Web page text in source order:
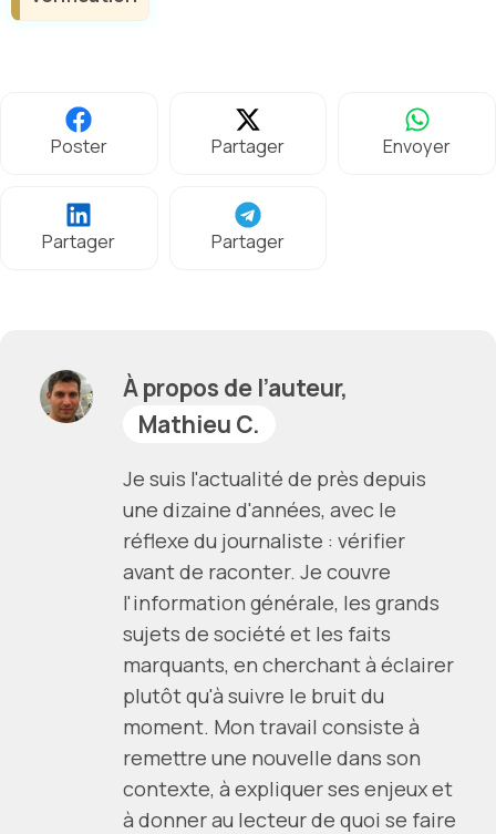
Poster Partager Envoyer
Partager Partager
À propos de l’auteur,
Mathieu C.
Je suis l'actualité de près depuis
une dizaine d'années, avec le
réflexe du journaliste : vérifier
avant de raconter. Je couvre
l'information générale, les grands
sujets de société et les faits
marquants, en cherchant à éclairer
plutôt qu'à suivre le bruit du
moment. Mon travail consiste à
remettre une nouvelle dans son
contexte, à expliquer ses enjeux et
à donner au lecteur de quoi se faire